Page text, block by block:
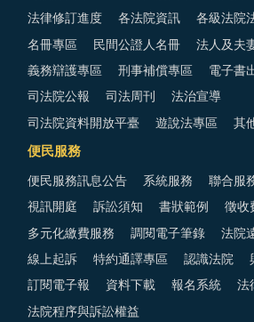
法律修訂進度 各法院資訊 各級法院
名冊專區 民間公證人名冊 法人及夫
義務辯護專區 刑事補償專區 電子書
司法院公報 司法周刊 法治宣導
司法院資料開放平臺 遊說法專區 其
便民服務
便民服務訊息公告 系統服務 聯合服
視訊開庭 訴訟須知 書狀範例 徵收
多元化繳費服務 調閱電子筆錄 法院
線上起訴 特約通譯專區 認識法院
訂閱電子報 資料下載 報名系統 法
法院程序與訴訟權益